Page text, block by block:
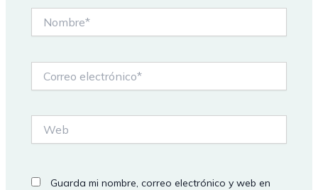
electrónico*
Guarda mi nombre, correo electrónico y web en